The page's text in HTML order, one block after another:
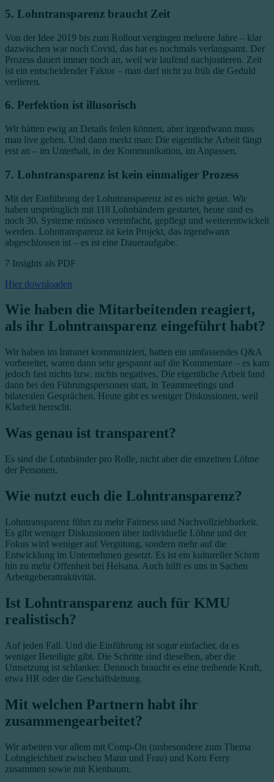
5. Lohntransparenz braucht Zeit
Von der Idee 2019 bis zum Rollout vergingen mehrere Jahre – klar
dazwischen war noch Covid, das hat es nochmals verlangsamt. Der
Prozess dauert immer noch an, weil wir laufend nachjustieren. Zeit
ist ein entscheidender Faktor – man darf nicht zu früh die Geduld
verlieren.
6. Perfektion ist illusorisch
Wir hätten ewig an Details feilen können, aber irgendwann muss
man live gehen. Und dann merkt man: Die eigentliche Arbeit fängt
erst an – im Unterhalt, in der Kommunikation, im Anpassen.
7. Lohntransparenz ist kein einmaliger Prozess
Mit der Einführung der Lohntransparenz ist es nicht getan. Wir
haben ursprünglich mit 118 Lohnbändern gestartet, heute sind es
noch 30. Systeme müssen vereinfacht, gepflegt und weiterentwickelt
werden. Lohntransparenz ist kein Projekt, das irgendwann
abgeschlossen ist – es ist eine Daueraufgabe.
7 Insights als PDF
Hier downloaden
Wie haben die Mitarbeitenden reagiert,
als ihr Lohntransparenz eingeführt habt?
Wir haben im Intranet kommuniziert, hatten ein umfassendes Q&A
vorbereitet, waren dann sehr gespannt auf die Kommentare – es kam
jedoch fast nichts bzw. nichts negatives. Die eigentliche Arbeit fand
dann bei den Führungspersonen statt, in Teammeetings und
bilateralen Gesprächen. Heute gibt es weniger Diskussionen, weil
Klarheit herrscht.
Was genau ist transparent?
Es sind die Lohnbänder pro Rolle, nicht aber die einzelnen Löhne
der Personen.
Wie nutzt euch die Lohntransparenz?
Lohntransparenz führt zu mehr Fairness und Nachvollziehbarkeit.
Es gibt weniger Diskussionen über individuelle Löhne und der
Fokus wird weniger auf Vergütung, sondern mehr auf die
Entwicklung im Unternehmen gesetzt. Es ist ein kultureller Schritt
hin zu mehr Offenheit bei Helsana. Auch hilft es uns in Sachen
Arbeitgeberattraktivität.
Ist Lohntransparenz auch für KMU
realistisch?
Auf jeden Fall. Und die Einführung ist sogar einfacher, da es
weniger Beteiligte gibt. Die Schritte sind dieselben, aber die
Umsetzung ist schlanker. Dennoch braucht es eine treibende Kraft,
etwa HR oder die Geschäftsleitung.
Mit welchen Partnern habt ihr
zusammengearbeitet?
Wir arbeiten vor allem mit Comp-On (insbesondere zum Thema
Lohngleichheit zwischen Mann und Frau) und Korn Ferry
zusammen sowie mit Kienbaum.